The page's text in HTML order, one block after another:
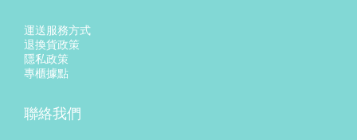
運送服務方式
退換貨政策
隱私政策
專櫃據點
聯絡我們